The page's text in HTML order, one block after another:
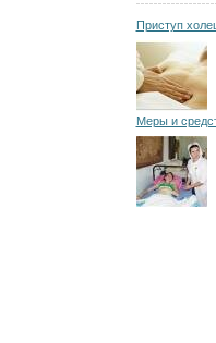
Приступ
Меры и